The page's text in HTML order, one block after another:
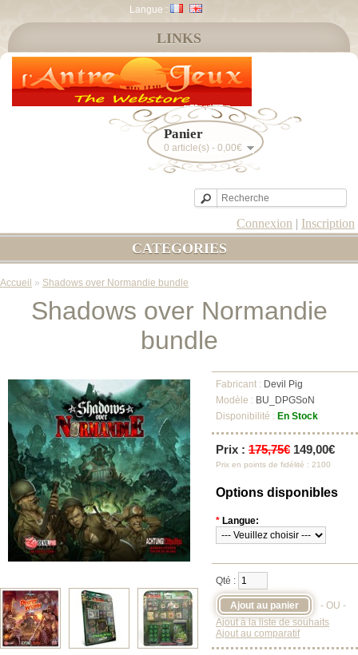
Langue :
Panier
0 article(s) - 0,00€
Connexion | Inscription
LINKS
CATEGORIES
Accueil » Shadows over Normandie bundle
Shadows over Normandie
bundle
Fabricant : Devil Pig
Modèle : BU_DPGSoN
Disponibilité : En Stock
Prix : 175,75€ 149,00€
Prix en points de fidélité : 2100
Options disponibles
* Langue:
Qté :
- OU -
Ajout à la liste de souhaits
Ajout au comparatif